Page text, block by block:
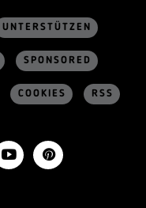
UNTERSTÜTZEN
SPONSORED
COOKIES RSS